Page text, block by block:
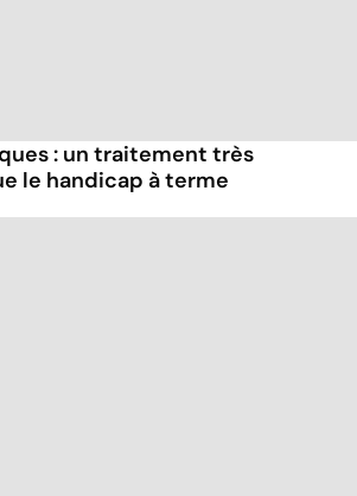
: un traitement très
le handicap à terme